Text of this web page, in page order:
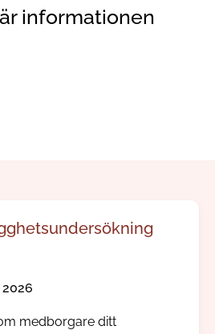
informationen
medborgare ditt